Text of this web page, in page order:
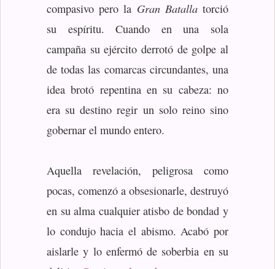
compasivo pero la Gran Batallatorció
su espíritu. Cuando en una sola
campaña su ejército derrotó de golpe al
de todas las comarcas circundantes, una
idea brotó repentina en su cabeza: no
era su destino regir un solo reino sino
gobernar el mundo entero.
Aquella revelación, peligrosa como
pocas, comenzó a obsesionarle, destruyó
en su alma cualquier atisbo de bondad y
lo condujo hacia el abismo. Acabó por
aislarle y lo enfermó de soberbia en su